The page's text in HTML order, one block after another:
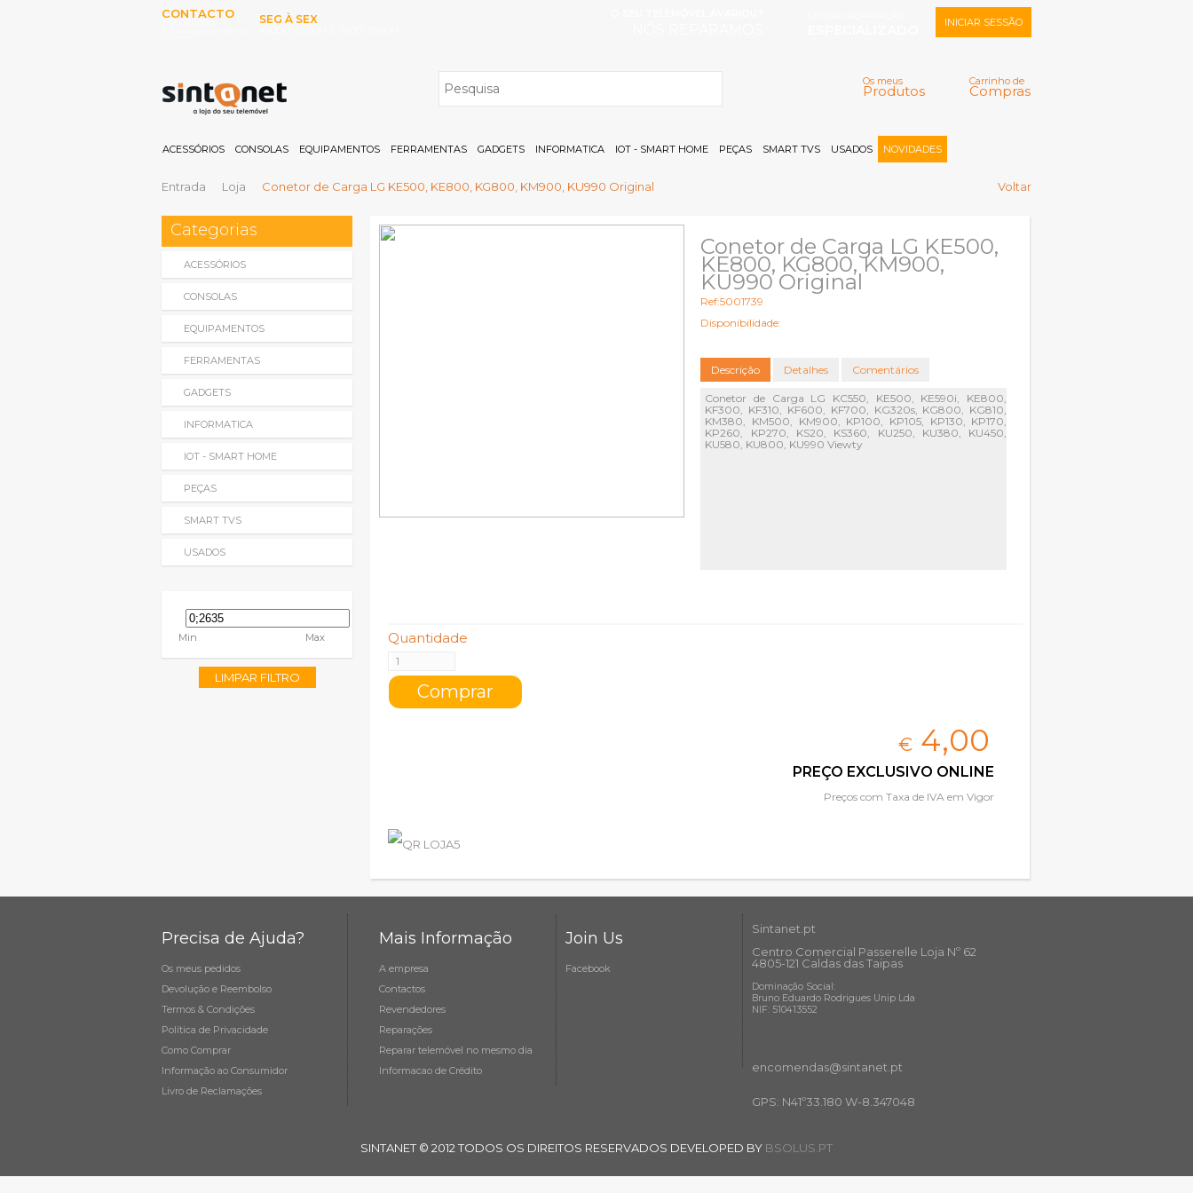
CONTACTO
SEG À SEX
Carrinho de
Compras
Os meus
Produtos
INICIAR SESSÃO
Memorizar
Registar |
ACESSÓRIOS CONSOLAS EQUIPAMENTOS FERRAMENTAS GADGETS INFORMATICA IOT - SMART HOME PEÇAS SMART TVS USADOS NOVIDADES
Entrada Loja Conetor de Carga LG KE500, KE800, KG800, KM900, KU990 Original Voltar
Categorias
ACESSÓRIOS
CONSOLAS
EQUIPAMENTOS
FERRAMENTAS
GADGETS
INFORMATICA
IOT - SMART HOME
PEÇAS
SMART TVS
USADOS
Min Max
LIMPAR FILTRO
Conetor de Carga LG KE500,
KE800, KG800, KM900,
KU990 Original
Ref:5001739
Disponibilidade:
Descrição Detalhes Comentários
Conetor de Carga LG KC550, KE500, KE590i, KE800,
KF300, KF310, KF600, KF700, KG320s, KG800, KG810,
KM380, KM500, KM900, KP100, KP105, KP130, KP170,
KP260, KP270, KS20, KS360, KU250, KU380, KU450,
KU580, KU800, KU990 Viewty
Quantidade
€ 4,00
PREÇO EXCLUSIVO ONLINE
Preços com Taxa de IVA em Vigor
Precisa de Ajuda?
Os meus pedidos
Devolução e Reembolso
Termos & Condições
Política de Privacidade
Como Comprar
Informação ao Consumidor
Livro de Reclamações
Mais Informação
A empresa
Contactos
Revendedores
Reparações
Reparar telemóvel no mesmo dia
Informacao de Crédito
Join Us
Facebook
Sintanet.pt
Centro Comercial Passerelle Loja Nº 62
4805-121 Caldas das Taipas
Dominação Social:
Bruno Eduardo Rodrigues Unip Lda
NIF: 510413552
encomendas@sintanet .pt
GPS: N41º33.180 W-8.347048
SINTANET © 2012 TODOS OS DIREITOS RESERVADOS DEVELOPED BY BSOLUS.PT